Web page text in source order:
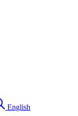
English